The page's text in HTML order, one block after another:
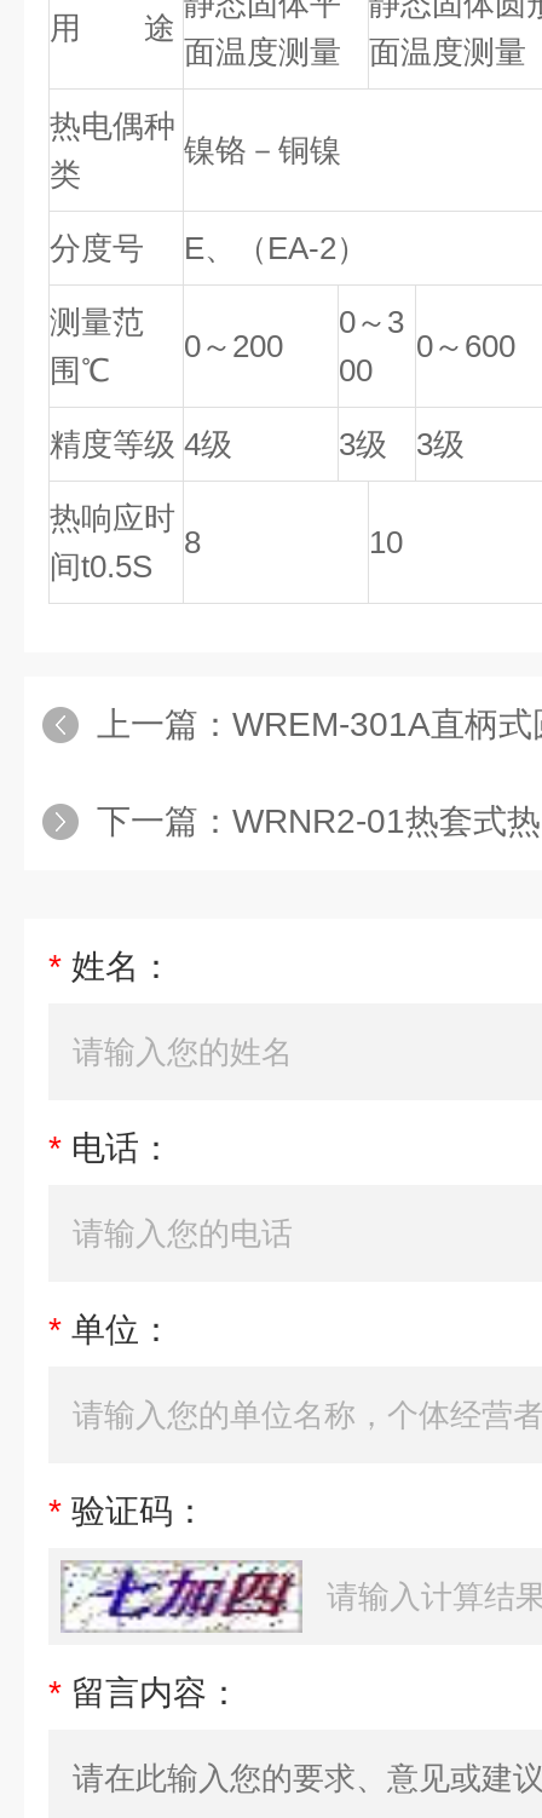
用 途
面温度测量
面温度测量
热电偶种
类
镍铬－铜镍
分度号 E、（EA-2）
测量范
围℃
0～200
0～3
00
0～600
精度等级 4级 3级 3级
热响应时
间t0.5S
8 10
上一篇： WREM-301A直柄式圆柱表面
下一篇： WRNR2-01热套式热电
* 姓名：
* 电话：
* 单位：
* 验证码：
* 留言内容：